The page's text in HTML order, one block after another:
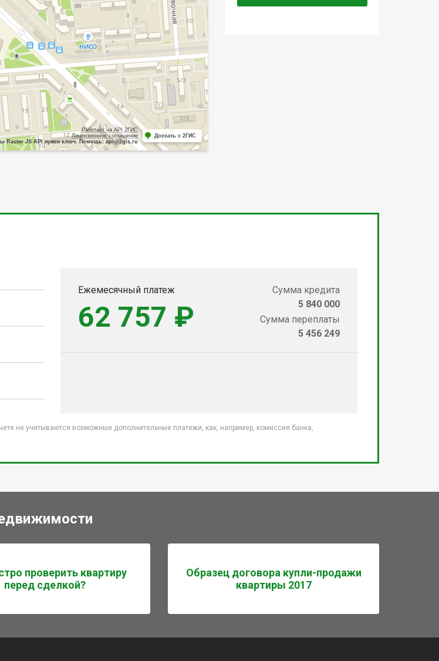
Работает на API 2ГИС
Лицензионное соглашение
Raster JS API нужен ключ. Помощь: api@2gis.ru
Доехать с 2ГИС
Ежемесячный платеж
62 757 ₽
Сумма кредита
5 840 000
Сумма переплаты
5 456 249
не учитываются возможные дополнительные платежи, как, например, комиссия банка,
проверить квартиру
перед сделкой?
Образец договора купли-продажи
квартиры 2017